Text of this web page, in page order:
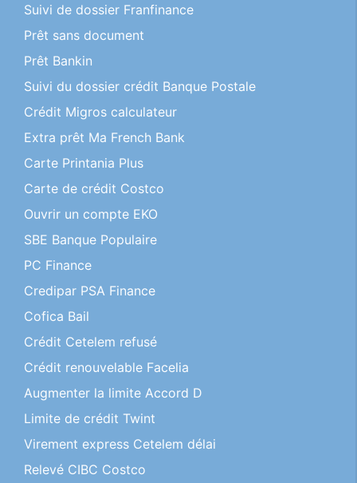
Suivi de dossier Franfinance
Prêt sans document
Prêt Bankin
Suivi du dossier crédit Banque Postale
Crédit Migros calculateur
Extra prêt Ma French Bank
Carte Printania Plus
Carte de crédit Costco
Ouvrir un compte EKO
SBE Banque Populaire
PC Finance
Credipar PSA Finance
Cofica Bail
Crédit Cetelem refusé
Crédit renouvelable Facelia
Augmenter la limite Accord D
Limite de crédit Twint
Virement express Cetelem délai
Relevé CIBC Costco